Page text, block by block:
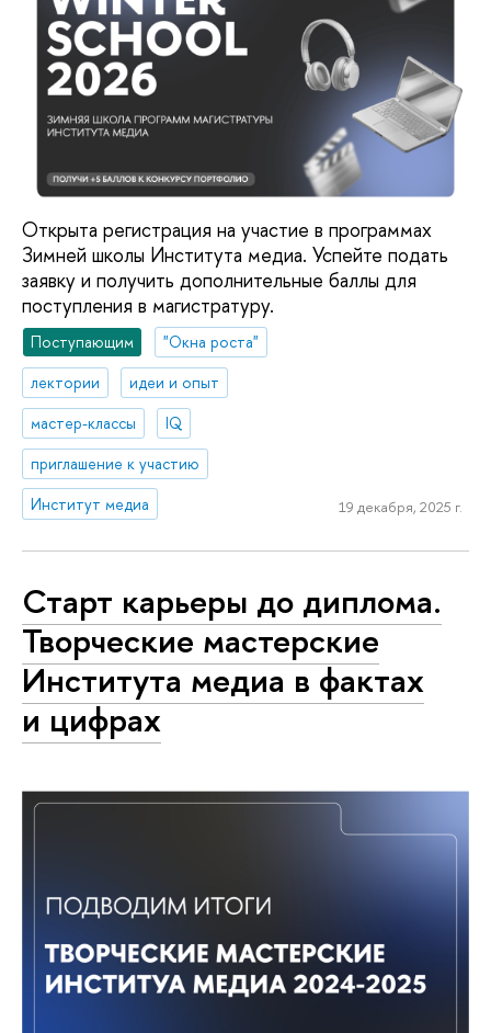
Открыта регистрация на участие в программах
Зимней школы Института медиа. Успейте подать
заявку и получить дополнительные баллы для
поступления в магистратуру.
Поступающим
"Окна роста"
лектории
идеи и опыт
мастер-классы
IQ
приглашение к участию
Институт медиа
19 декабря, 2025 г.
Старт карьеры до диплома.
Творческие мастерские
Института медиа в фактах
и цифрах